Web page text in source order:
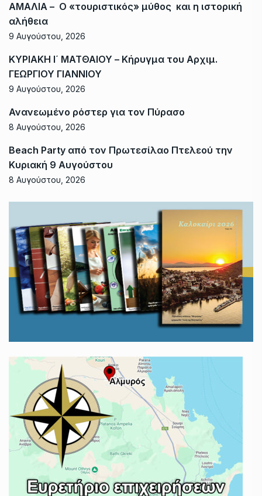
ΑΜΑΛΙΑ – Ο «τουριστικός» μύθος και η ιστορική
αλήθεια
9 Αυγούστου, 2026
ΚΥΡΙΑΚΗ Ι΄ ΜΑΤΘΑΙΟΥ – Κήρυγμα του Αρχιμ.
ΓΕΩΡΓΙΟΥ ΓΙΑΝΝΙΟΥ
9 Αυγούστου, 2026
Ανανεωμένο ρόστερ για τον Πύρασο
8 Αυγούστου, 2026
Beach Party από τον Πρωτεσίλαο Πτελεού την
Κυριακή 9 Αυγούστου
8 Αυγούστου, 2026